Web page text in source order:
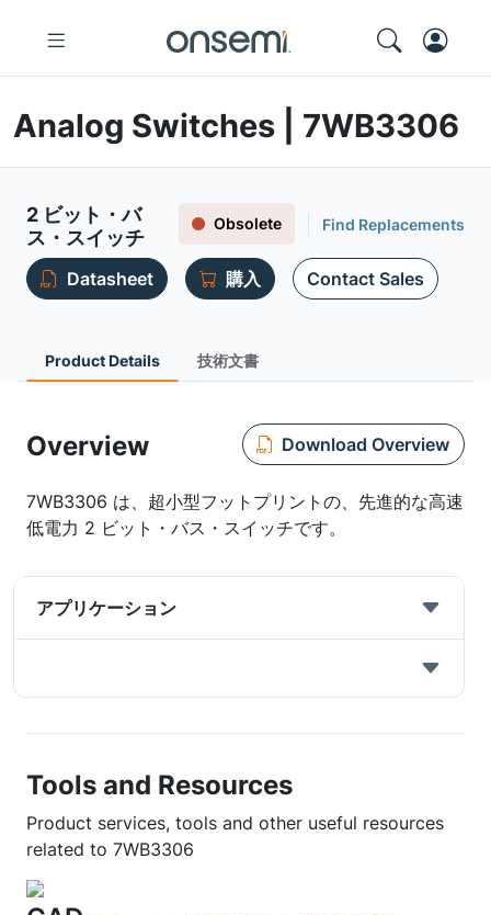
Analog Switches | 7WB3306
2 ビット・バ
ス・スイッチ
Obsolete Find Replacements
Datasheet 購入 Contact Sales
Product Details 技術文書
Overview Download Overview
7WB3306 は、超小型フットプリントの、先進的な高速
低電力 2 ビット・バス・スイッチです。
アプリケーション
Tools and Resources
Product services, tools and other useful resources
related to 7WB3306